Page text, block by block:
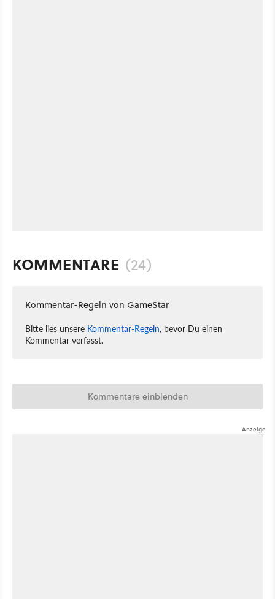
KOMMENTARE (24)
Kommentar-Regeln von GameStar
Bitte lies unsere Kommentar-Regeln, bevor Du einen
Kommentar verfasst.
Kommentare einblenden